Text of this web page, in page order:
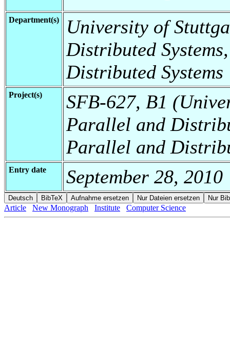
Department(s)
University of
Distributed
Distributed Systems
Project(s)
SFB-627, B1
Parallel and
Parallel and
Entry date September 28, 2010
Article New Monograph Institute Computer Science